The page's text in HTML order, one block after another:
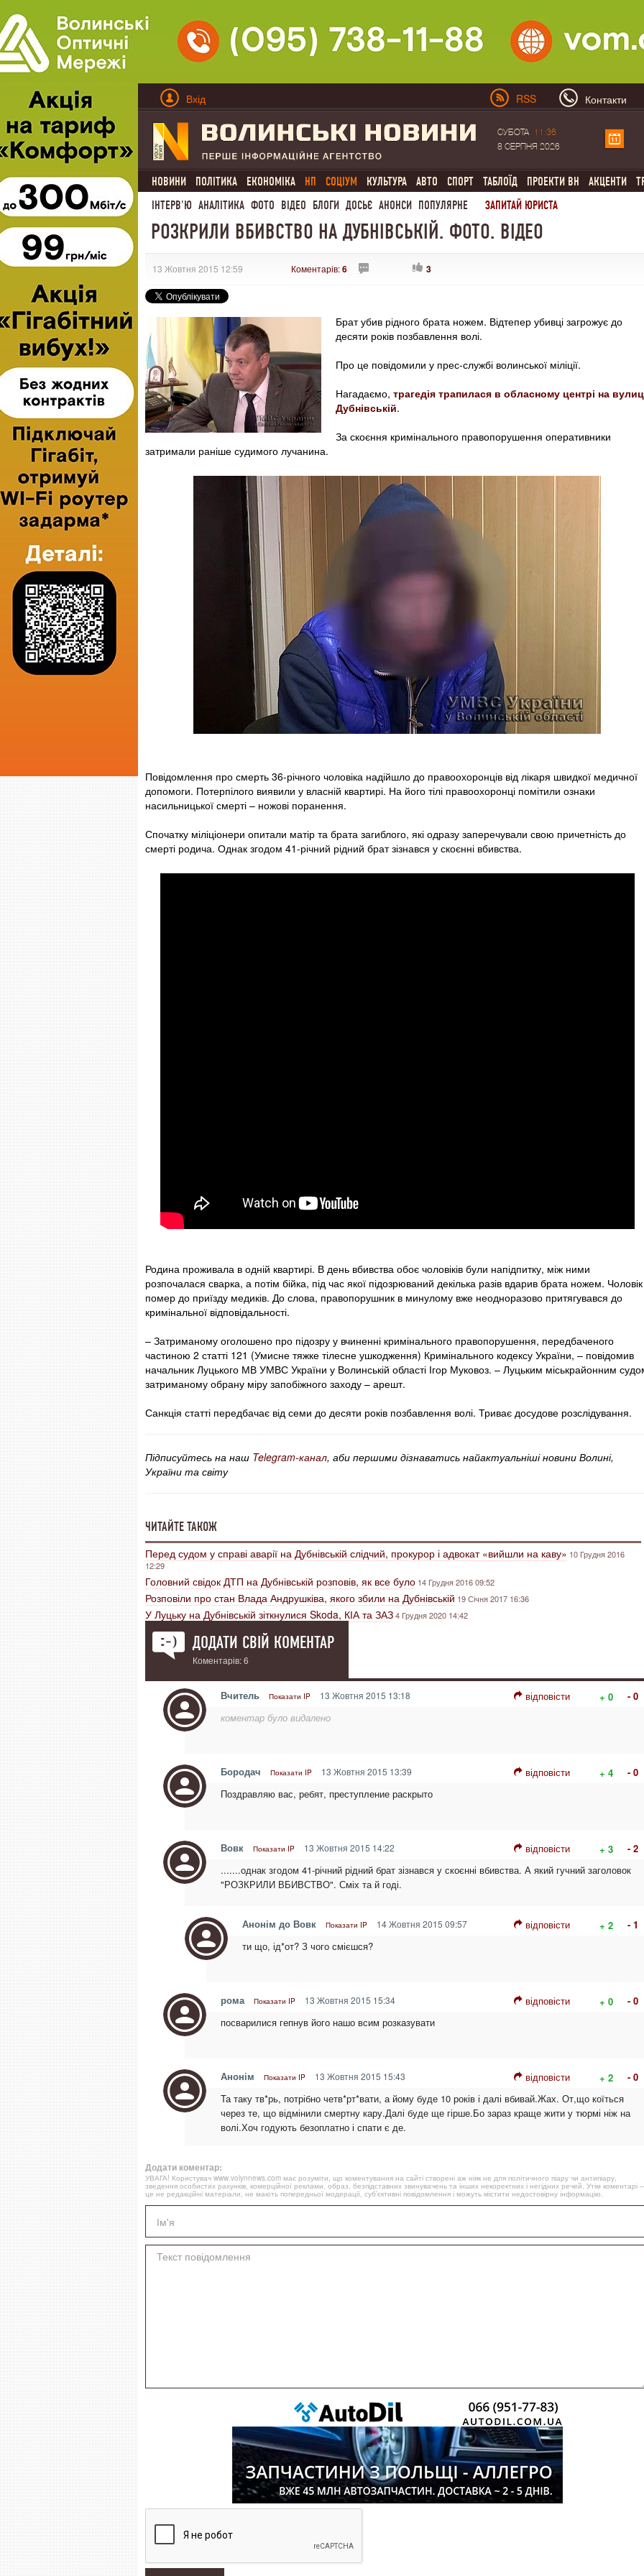
Вхід RSS Контакти
СУБОТА
11:36
8 СЕРПНЯ 2026
НОВИНИ ПОЛІТИКА ЕКОНОМІКА НП СОЦІУМ КУЛЬТУРА АВТО СПОРТ ТАБЛОЇД ПРОЕКТИ ВН АКЦЕНТИ
ІНТЕРВ'Ю АНАЛІТИКА ФОТО ВІДЕО БЛОГИ ДОСЬЄ АНОНСИ ПОПУЛЯРНЕ ЗАПИТАЙ ЮРИСТА
РОЗКРИЛИ ВБИВСТВО НА ДУБНІВСЬКІЙ. ФОТО. ВІДЕО
13 Жовтня 2015 12:59 Коментарів:6 3
Брат убив рідного брата ножем. Відтепер убивці загрожує до
десяти років позбавлення волі.
Про це повідомили у прес-службі волинської міліції.
Нагадаємо, трагедія трапилася в обласному центрі на
Дубнівській.
За скоєння кримінального правопорушення оперативники
затримали раніше судимого лучанина.
Повідомлення про смерть 36-річного чоловіка надійшло до правоохоронців від лікаря швидкої медичної
допомоги. Потерпілого виявили у власній квартирі. На його тілі правоохоронці помітили ознаки
насильницької смерті – ножові поранення.
Спочатку міліціонери опитали матір та брата загиблого, які одразу заперечували свою причетність до
смерті родича. Однак згодом 41-річний рідний брат зізнався у скоєнні вбивства.
Родина проживала в одній квартирі. В день вбивства обоє чоловіків були напідпитку, між ними
розпочалася сварка, а потім бійка, під час якої підозрюваний декілька разів вдарив брата ножем. Чоловік
помер до приїзду медиків. До слова, правопорушник в минулому вже неодноразово притягувався до
кримінальної відповідальності.
– Затриманому оголошено про підозру у вчиненні кримінального правопорушення, передбаченого
частиною 2 статті 121 (Умисне тяжке тілесне ушкодження) Кримінального кодексу України, – повідомив
начальник Луцького МВ УМВС України у Волинській області Ігор Муковоз. – Луцьким міськрайонним
затриманому обрану міру запобіжного заходу – арешт.
Санкція статті передбачає від семи до десяти років позбавлення волі. Триває досудове розслідування.
Підписуйтесь на наш Telegram-канал, аби першими дізнаватись найактуальніші новини Волині,
України та світу
ЧИТАЙТЕ ТАКОЖ
Перед судом у справі аварії на Дубнівській слідчий, прокурор і адвокат «вийшли на каву» 10 Грудня 2016
12:29
Головний свідок ДТП на Дубнівській розповів, як все було 14 Грудня 2016 09:52
Розповіли про стан Влада Андрушківа, якого збили на Дубнівській 19 Січня 2017 16:36
У Луцьку на Дубнівській зіткнулися Skoda, КІА та ЗАЗ4 Грудня 2020 14:42
ДОДАТИ СВІЙ КОМЕНТАР
Коментарів: 6
Вчитель Показати IP 13 Жовтня 2015 13:18 відповісти + 0
- 0
коментар було видалено
Бородач Показати IP 13 Жовтня 2015 13:39 відповісти + 4
- 0
Поздравляю вас, ребят, преступление раскрыто
Вовк Показати IP 13 Жовтня 2015 14:22 відповісти + 3
- 2
.......однак згодом 41-річний рідний брат зізнався у скоєнні вбивства. А який гучний заголовок
"РОЗКРИЛИ ВБИВСТВО". Сміх та й годі.
Анонім до Вовк Показати IP 14 Жовтня 2015 09:57 відповісти + 2
- 1
ти що, ід*от? З чого смієшся?
рома Показати IP 13 Жовтня 2015 15:34 відповісти + 0
- 0
посварилися гепнув його нашо всим розказувати
Анонім Показати IP 13 Жовтня 2015 15:43 відповісти + 2
- 0
Та таку тв*рь, потрібно четв*рт*вати, а йому буде 10 років і далі вбивай.Жах. От,що коїться
через те, що відмінили смертну кару.Далі буде ще гірше.Бо зараз краще жити у тюрмі ніж на
волі.Хоч годують безоплатно і спати є де.
Додати коментар:
УВАГА! Користувач www.volynnews.com має розуміти, що коментування на сайті створені аж ніяк не для політичного піару чи антипіару,
зведення особистих рахунків, комерційної реклами, образ, безпідставних звинувачень та інших некоректних і негідних речей. Утім коментарі –
це не редакційні матеріали, не мають попередньої модерації, суб’єктивні повідомлення і можуть містити недостовірну інформацію.